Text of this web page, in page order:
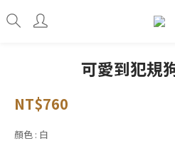
可愛到犯規
NT$760
顏色 : 白